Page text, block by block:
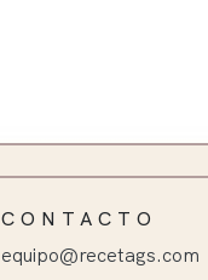
CONTACTO
equipo@recetags.com